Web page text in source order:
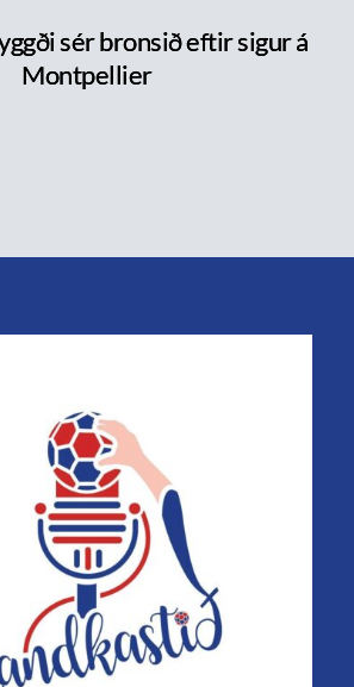
sér bronsið eftir sigur á
Montpellier